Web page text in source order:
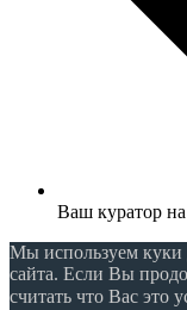
Ваш куратор на
Мы используем куки
сайта. Если Вы
считать что Вас это